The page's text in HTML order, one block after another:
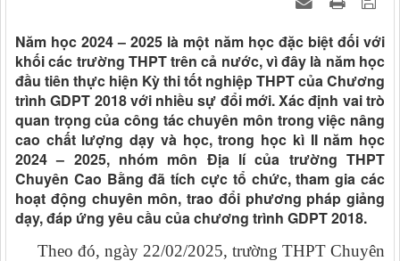
Năm học 2024 – 2025 là một năm học đặc biệt đối với
khối các trường THPT trên cả nước, vì đây là năm học
đầu tiên thực hiện Kỳ thi tốt nghiệp THPT của Chương
trình GDPT 2018 với nhiều sự đổi mới. Xác định vai trò
quan trọng của công tác chuyên môn trong việc nâng
cao chất lượng dạy và học, trong học kì II năm học
2024 – 2025, nhóm môn Địa lí của trường THPT
Chuyên Cao Bằng đã tích cực tổ chức, tham gia các
hoạt động chuyên môn, trao đổi phương pháp giảng
dạy, đáp ứng yêu cầu của chương trình GDPT 2018.
Theo đó, ngày 22/02/2025, trường THPT Chuyên